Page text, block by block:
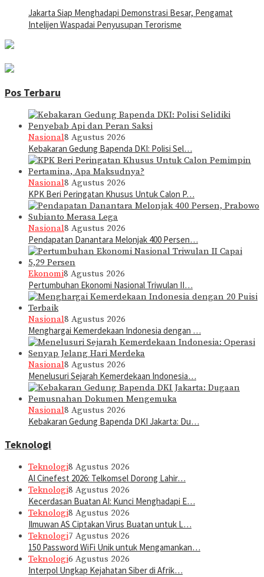
Jakarta Siap Menghadapi Demonstrasi Besar, Pengamat
Intelijen Waspadai Penyusupan Terorisme
Pos Terbaru
Nasional8 Agustus 2026
Kebakaran Gedung Bapenda DKI: Polisi Sel…
Nasional8 Agustus 2026
KPK Beri Peringatan Khusus Untuk Calon P…
Nasional8 Agustus 2026
Pendapatan Danantara Melonjak 400 Persen…
Ekonomi8 Agustus 2026
Pertumbuhan Ekonomi Nasional Triwulan II…
Nasional8 Agustus 2026
Menghargai Kemerdekaan Indonesia dengan …
Nasional8 Agustus 2026
Menelusuri Sejarah Kemerdekaan Indonesia…
Nasional8 Agustus 2026
Kebakaran Gedung Bapenda DKI Jakarta: Du…
Teknologi
Teknologi8 Agustus 2026
AI Cinefest 2026: Telkomsel Dorong Lahir…
Teknologi8 Agustus 2026
Kecerdasan Buatan AI: Kunci Menghadapi E…
Teknologi8 Agustus 2026
Ilmuwan AS Ciptakan Virus Buatan untuk L…
Teknologi7 Agustus 2026
150 Password WiFi Unik untuk Mengamankan…
Teknologi6 Agustus 2026
Interpol Ungkap Kejahatan Siber di Afrik…